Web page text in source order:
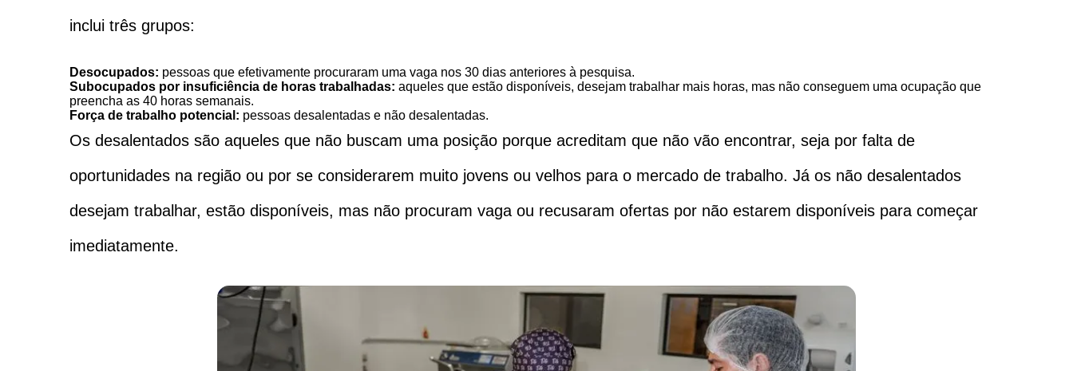
inclui três grupos:
Desocupados: pessoas que efetivamente procuraram uma vaga nos 30 dias anteriores à pesquisa.
Subocupados por insuficiência de horas trabalhadas: aqueles que estão disponíveis, desejam trabalhar mais horas, mas não conseguem uma ocupação que
preencha as 40 horas semanais.
Força de trabalho potencial: pessoas desalentadas e não desalentadas.
Os desalentados são aqueles que não buscam uma posição porque acreditam que não vão encontrar, seja por falta de
oportunidades na região ou por se considerarem muito jovens ou velhos para o mercado de trabalho. Já os não desalentados
desejam trabalhar, estão disponíveis, mas não procuram vaga ou recusaram ofertas por não estarem disponíveis para começar
imediatamente.